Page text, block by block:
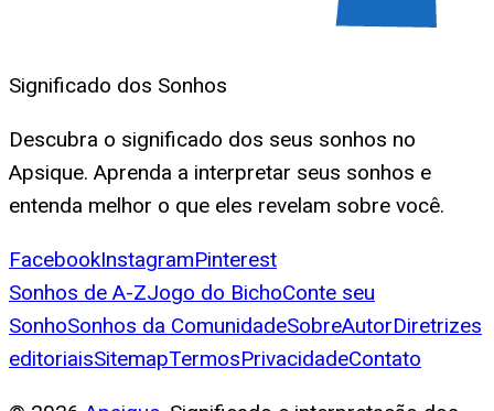
Significado dos Sonhos
Descubra o significado dos seus sonhos no
Apsique. Aprenda a interpretar seus sonhos e
entenda melhor o que eles revelam sobre você.
FacebookInstagramPinterest
Sonhos de A-ZJogo do BichoConte seu
SonhoSonhos da ComunidadeSobreAutorDiretrizes
editoriaisSitemapTermosPrivacidadeContato